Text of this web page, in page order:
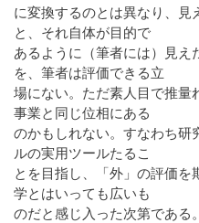
に変換するのとは異なり、見
と、それ自体が目的で
あるように（筆者には）見え
を、筆者は評価できる立
場にない。ただ素人目で推量
事業と同じ位相にある
のかもしれない。すなわち研
ルの実用ツールたるこ
とを目指し、「外」の評価
学とはいっても広いも
のだと感じ入った次第である。